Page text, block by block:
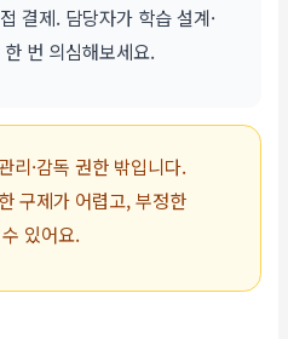
결제. 담당자가 학습 설계·
번 의심해보세요.
리·감독 권한 밖입니다.
구제가 어렵고, 부정한
있어요.